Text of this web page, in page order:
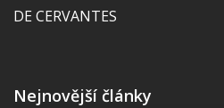
DE CERVANTES
Nejnovější články